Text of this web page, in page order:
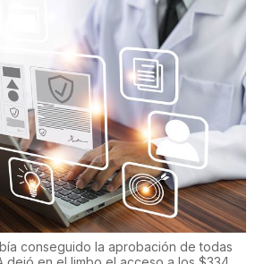
conseguido la aprobación de todas